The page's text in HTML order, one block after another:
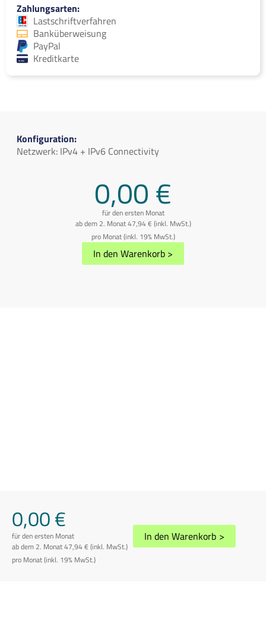
Zahlungsarten
Lastschriftverfahren
Banküberweisung
PayPal
Kreditkarte
Konfiguration:
Netzwerk: IPv4 + IPv6 Connectivity
0,00 €
für den ersten Monat
ab dem 2. Monat 47,94 € (inkl. MwSt.)
pro Monat (inkl. 19% MwSt.)
In den Warenkorb >
0,00 €
für den ersten Monat
ab dem 2. Monat 47,94 € (inkl. MwSt.)
pro Monat (inkl. 19% MwSt.)
In den Warenkorb >